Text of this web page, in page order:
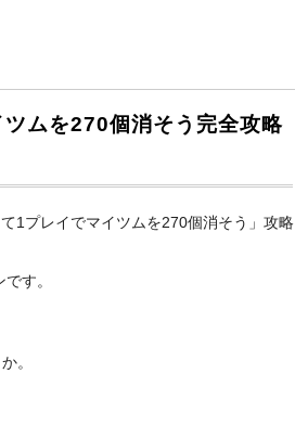
ムを270個消そう完全攻略
1プレイでマイツムを270個消そう」攻略
す。
。